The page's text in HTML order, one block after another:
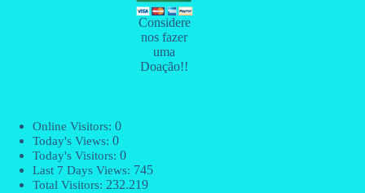
Considere
nos fazer
uma
Doação!!
Online Visitors: 0
Today's Views: 0
Today's Visitors: 0
Last 7 Days Views: 745
Total Visitors: 232.219